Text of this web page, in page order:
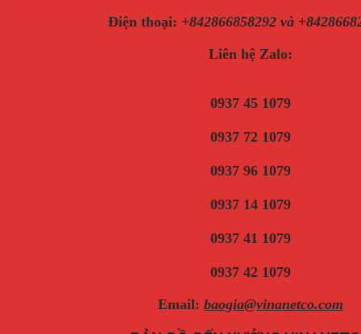
Điện thoại: +842866858292 và
Liên hệ Zalo:
0937 45 1079
0937 72 1079
0937 96 1079
0937 14 1079
0937 41 1079
0937 42 1079
Email: baogia@vinanetco.com